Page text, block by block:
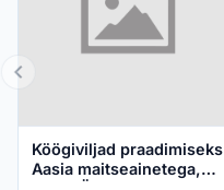
Köögiviljad praadimiseks
Aasia maitseainetega,